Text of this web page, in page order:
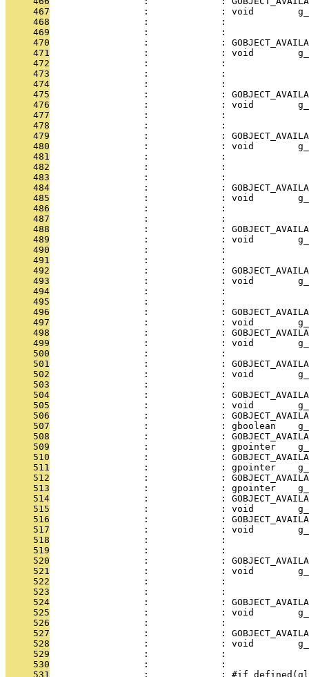
     467
:             : void
     468
:             :
     469
:             :
     470
:             :
     471
:             : void
     472
:             :
     473
:             :
     474
:             :
     475
:             :
     476
:             : void
     477
:             :
     478
:             :
     479
:             :
     480
:             : void
     481
:             :
     482
:             :
     483
:             :
     484
:             :
     485
:             : void
     486
:             :
     487
:             :
     488
:             :
     489
:             : void
     490
:             :
     491
:             :
     492
:             :
     493
:             : void
     494
:             :
     495
:             :
     496
:             :
     497
:             : void
     498
:             :
     499
:             : void
     500
:             :
     501
:             :
     502
:             : void
     503
:             :
     504
:             :
     505
:             : void
     506
:             :
     507
:             : gboolean
     508
:             :
     509
:             : gpointer
     510
:             :
     511
:             : gpointer
     512
:             :
     513
:             : gpointer
     514
:             :
     515
:             : void
     516
:             :
     517
:             : void
     518
:             :
     519
:             :
     520
:             :
     521
:             : void
     522
:             :
     523
:             :
     524
:             :
     525
:             : void
     526
:             :
     527
:             :
     528
:             : void
     529
:             :
     530
                 :             :
     531
:             : #if